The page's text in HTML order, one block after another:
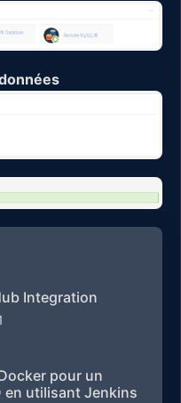
Integration
pour un
en utilisant Jenkins